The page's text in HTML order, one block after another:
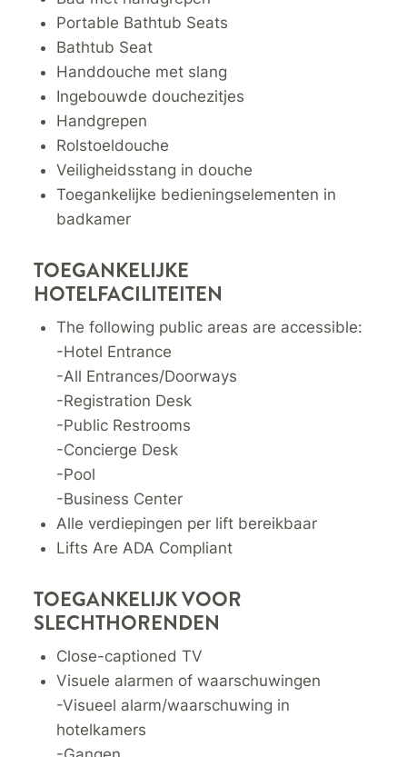
Portable Bathtub Seats
Bathtub Seat
Handdouche met slang
Ingebouwde douchezitjes
Handgrepen
Rolstoeldouche
Veiligheidsstang in douche
Toegankelijke bedieningselementen in
badkamer
TOEGANKELIJKE
HOTELFACILITEITEN
The following public areas are accessible:
-Hotel Entrance
-All Entrances/Doorways
-Registration Desk
-Public Restrooms
-Concierge Desk
-Pool
-Business Center
Alle verdiepingen per lift bereikbaar
Lifts Are ADA Compliant
TOEGANKELIJK VOOR
SLECHTHORENDEN
Close-captioned TV
Visuele alarmen of waarschuwingen
-Visueel alarm/waarschuwing in
hotelkamers